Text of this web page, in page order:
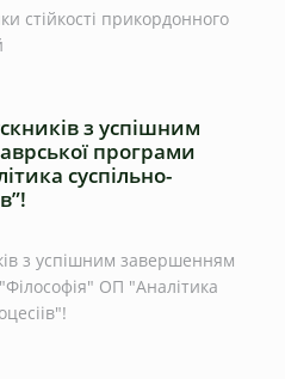
стійкості прикордонного
з успішним
програми
суспільно-
з успішним завершенням
ОП "Аналітика